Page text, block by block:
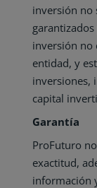
inversión no
inversión no
entidad, y
inversiones,
capital
Garantía
ProFuturo
exactitud,
información